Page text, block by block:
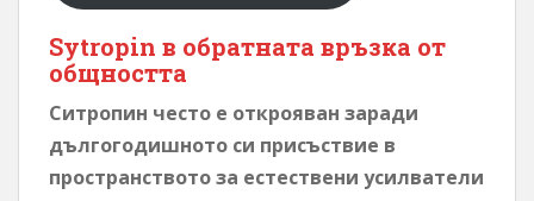
Sytropin в обратната връзка от
общността
Ситропин често е открояван заради
дългогодишното си присъствие в
пространството за естествени усилватели